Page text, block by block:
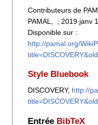
Contributeurs de
PAMAL, ; 2019 janv
Disponible sur :
http://pamal.org/
Style Bluebook
DISCOVERY, http://
Entrée BibTeX